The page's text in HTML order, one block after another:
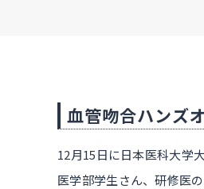
血管吻合ハンズ
12月15日に日本医科大学
医学部学生さん、研修医